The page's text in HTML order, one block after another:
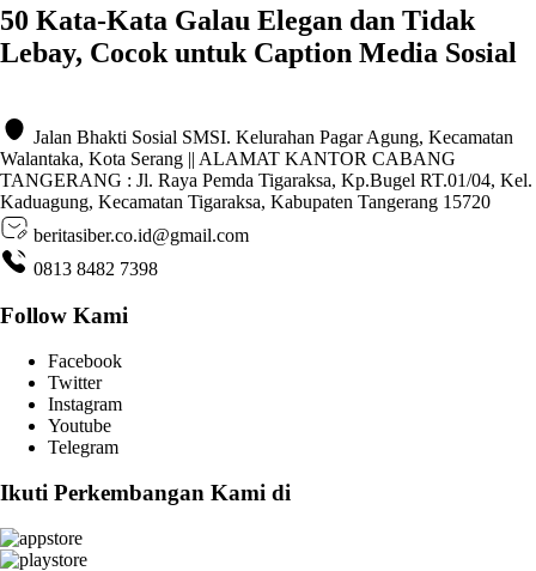
50 Kata-Kata Galau Elegan dan Tidak
Lebay, Cocok untuk Caption Media Sosial
Jalan Bhakti Sosial SMSI. Kelurahan Pagar Agung, Kecamatan
Walantaka, Kota Serang || ALAMAT KANTOR CABANG
TANGERANG : Jl. Raya Pemda Tigaraksa, Kp.Bugel RT.01/04, Kel.
Kaduagung, Kecamatan Tigaraksa, Kabupaten Tangerang 15720
beritasiber.co.id@gmail.com
0813 8482 7398
Follow Kami
Facebook
Twitter
Instagram
Youtube
Telegram
Ikuti Perkembangan Kami di